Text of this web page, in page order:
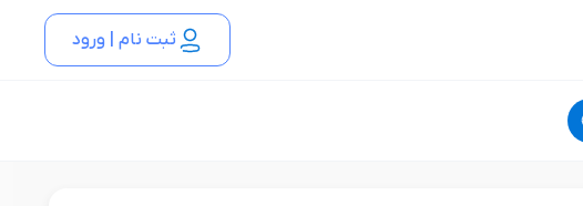
ثبت نام | ورود